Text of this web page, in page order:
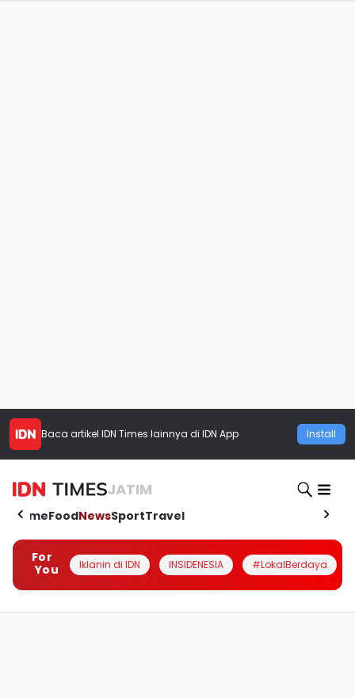
Baca artikel IDN Times lainnya di IDN App Install
JATIM
HomeFoodNewsSportTravel
For
You
Iklanin di IDN INSIDENESIA #LokalBerdaya